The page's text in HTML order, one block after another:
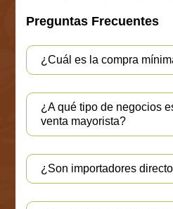
Preguntas Frecuentes
¿Cuál es la compra
¿A qué tipo de negocios
venta mayorista?
¿Son importadores